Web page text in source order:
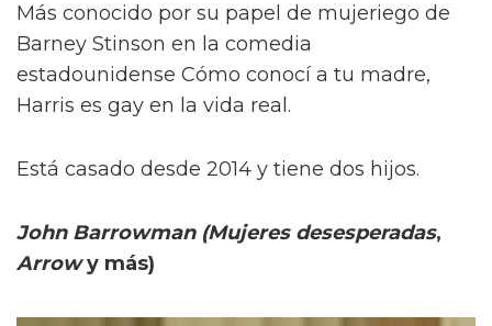
Más conocido por su papel de mujeriego de
Barney Stinson en la comedia
estadounidense Cómo conocí a tu madre,
Harris es gay en la vida real.
Está casado desde 2014 y tiene dos hijos.
John Barrowman (Mujeres desesperadas,
Arrowy más)